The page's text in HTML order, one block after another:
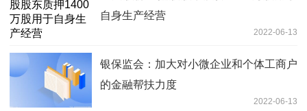
自身生产经营
2022-06-13
银保监会：加大对小微企业和个体工商户
的金融帮扶力度
2022-06-13